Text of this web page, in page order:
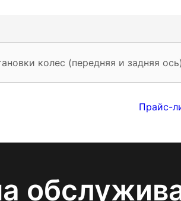
колес (передняя и задняя ось)
Прайс-